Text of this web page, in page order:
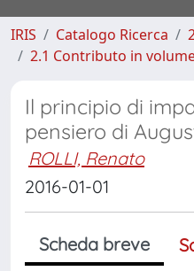
IRIS Catalogo Ricerca
2.1 Contributo in
Il principio di
pensiero di
ROLLI, Renato
2016-01-01
Scheda breve